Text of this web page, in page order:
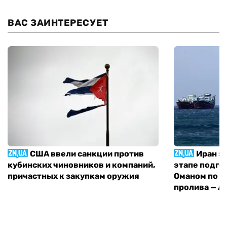
ВАС ЗАИНТЕРЕСУЕТ
США ввели санкции против
кубинских чиновников и компаний,
причастных к закупкам оружия
Иран
этапе
Оманом по
пролива —